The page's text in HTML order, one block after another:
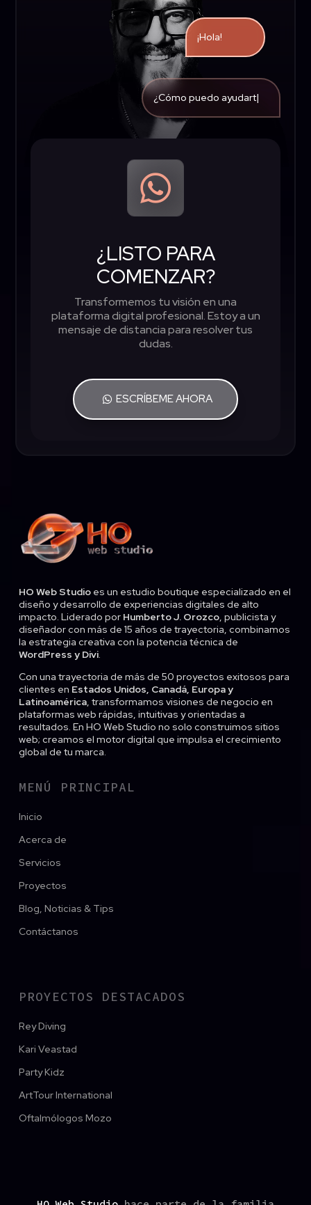
¡Hola!
¿Cómo puedo a|

¿LISTO PARA
COMENZAR?
Transformemos tu visión en una
plataforma digital profesional. Estoy a un
mensaje de distancia para resolver tus
dudas.
ESCRÍBEME AHORA
HO Web Studioes un estudio boutique especializado en el
diseño y desarrollo de experiencias digitales de alto
impacto. Liderado por Humberto J. Orozco, publicista y
diseñador con más de 15 años de trayectoria, combinamos
la estrategia creativa con la potencia técnica de
WordPress y Divi.
Con una trayectoria de más de 50 proyectos exitosos para
clientes en Estados Unidos, Canadá, Europa y
Latinoamérica, transformamos visiones de negocio en
plataformas web rápidas, intuitivas y orientadas a
resultados. En HO Web Studio no solo construimos sitios
web; creamos el motor digital que impulsa el crecimiento
global de tu marca.
MENÚ PRINCIPAL
Inicio
Acerca de
Servicios
Proyectos
Blog, Noticias & Tips
Contáctanos
PROYECTOS DESTACADOS
Rey Diving
Kari Veastad
Party Kidz
ArtTour International
Oftalmólogos Mozo